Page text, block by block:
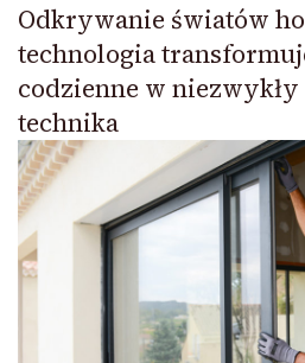
Odkrywanie światów
technologia
codzienne w
technika